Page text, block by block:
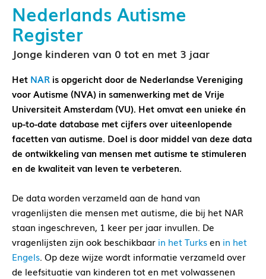
Nederlands Autisme
Register
Jonge kinderen van 0 tot en met 3 jaar
Het NAR is opgericht door de Nederlandse Vereniging
voor Autisme (NVA) in samenwerking met de Vrije
Universiteit Amsterdam (VU). Het omvat een unieke én
up-to-date database met cijfers over uiteenlopende
facetten van autisme. Doel is door middel van deze data
de ontwikkeling van mensen met autisme te stimuleren
en de kwaliteit van leven te verbeteren.
De data worden verzameld aan de hand van
vragenlijsten die mensen met autisme, die bij het NAR
staan ingeschreven, 1 keer per jaar invullen. De
vragenlijsten zijn ook beschikbaar in het Turksen in het
Engels. Op deze wijze wordt informatie verzameld over
de leefsituatie van kinderen tot en met volwassenen